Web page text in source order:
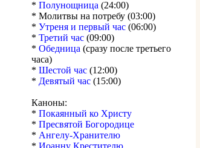
* Полунощница (24:00)
* Молитвы на потребу (03:00)
* Утреня и первый час (06:00)
* Третий час (09:00)
* Обедница (сразу после третьего
часа)
* Шестой час (12:00)
* Девятый час (15:00)
Каноны:
* Покаянный ко Христу
* Пресвятой Богородице
* Ангелу-Хранителю